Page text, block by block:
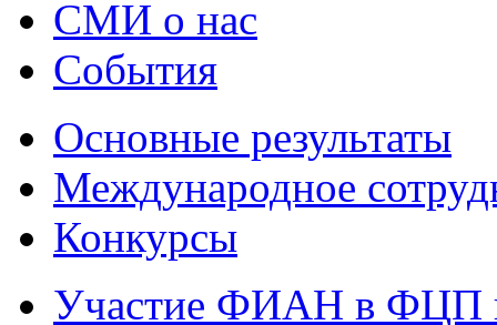
СМИ о нас
События
Основные результаты
Международное
Конкурсы
Участие ФИАН в ФЦП